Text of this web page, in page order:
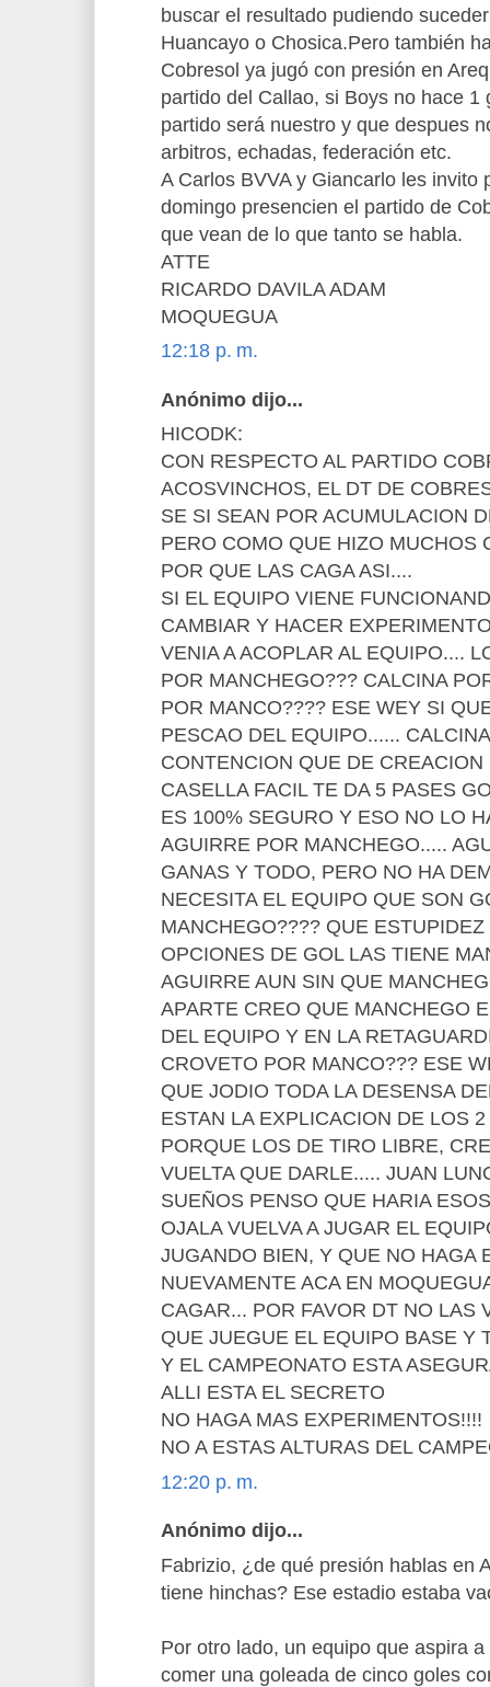
buscar el resultado pudiendo
Huancayo o Chosica.Pero también
Cobresol ya jugó con presión en
partido del Callao, si Boys no hace 1
partido será nuestro y que despues
arbitros, echadas, federación etc.
A Carlos BVVA y Giancarlo les invito
domingo presencien el partido de
que vean de lo que tanto se habla.
ATTE
RICARDO DAVILA ADAM
MOQUEGUA
12:18 p. m.
Anónimo dijo...
HICODK:
CON RESPECTO AL PARTIDO
ACOSVINCHOS, EL DT DE
SE SI SEAN POR ACUMULACION
PERO COMO QUE HIZO MUCHOS
POR QUE LAS CAGA ASI....
SI EL EQUIPO VIENE
CAMBIAR Y HACER
VENIA A ACOPLAR AL EQUIPO....
POR MANCHEGO??? CALCINA
POR MANCO???? ESE WEY SI
PESCAO DEL EQUIPO......
CONTENCION QUE DE
CASELLA FACIL TE DA 5 PASES
ES 100% SEGURO Y ESO NO LO
AGUIRRE POR MANCHEGO.....
GANAS Y TODO, PERO NO HA
NECESITA EL EQUIPO QUE SON
MANCHEGO???? QUE
OPCIONES DE GOL LAS TIENE
AGUIRRE AUN SIN QUE
APARTE CREO QUE MANCHEGO
DEL EQUIPO Y EN LA
CROVETO POR MANCO??? ESE
QUE JODIO TODA LA DESENSA
ESTAN LA EXPLICACION DE LOS
PORQUE LOS DE TIRO LIBRE,
VUELTA QUE DARLE..... JUAN
SUEÑOS PENSO QUE HARIA
OJALA VUELVA A JUGAR EL
JUGANDO BIEN, Y QUE NO HAGA
NUEVAMENTE ACA EN
CAGAR... POR FAVOR DT NO LAS
QUE JUEGUE EL EQUIPO BASE Y
Y EL CAMPEONATO ESTA
ALLI ESTA EL SECRETO
NO HAGA MAS EXPERIMENTOS!!!!
NO A ESTAS ALTURAS DEL
12:20 p. m.
Anónimo dijo...
Fabrizio, ¿de qué presión hablas en
tiene hinchas? Ese estadio estaba
Por otro lado, un equipo que aspira
comer una goleada de cinco goles